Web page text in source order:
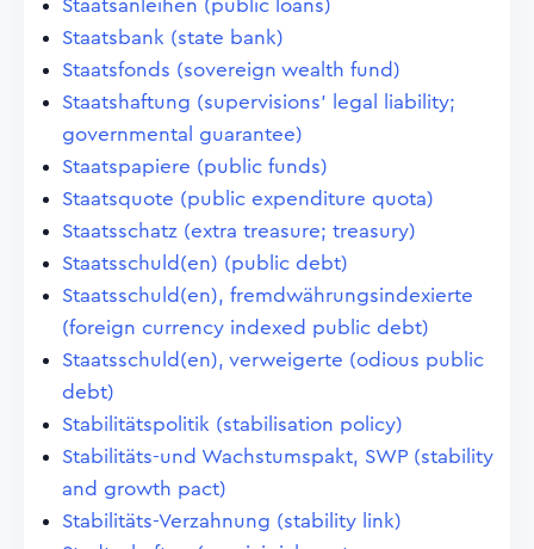
Staatsanleihen (public loans)
Staatsbank (state bank)
Staatsfonds (sovereign wealth fund)
Staatshaftung (supervisions' legal liability;
governmental guarantee)
Staatspapiere (public funds)
Staatsquote (public expenditure quota)
Staatsschatz (extra treasure; treasury)
Staatsschuld(en) (public debt)
Staatsschuld(en), fremdwährungsindexierte
(foreign currency indexed public debt)
Staatsschuld(en), verweigerte (odious public
debt)
Stabilitätspolitik (stabilisation policy)
Stabilitäts-und Wachstumspakt, SWP (stability
and growth pact)
Stabilitäts-Verzahnung (stability link)